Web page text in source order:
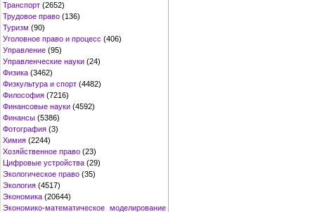
Транспорт (2652)
Трудовое право (136)
Туризм (90)
Уголовное право и процесс (406)
Управление (95)
Управленческие науки (24)
Физика (3462)
Физкультура и спорт (4482)
Философия (7216)
Финансовые науки (4592)
Финансы (5386)
Фотография (3)
Химия (2244)
Хозяйственное право (23)
Цифровые устройства (29)
Экологическое право (35)
Экология (4517)
Экономика (20644)
Экономико-математическое моделирование